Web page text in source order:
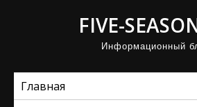
FIVE-
Информационный
Главная